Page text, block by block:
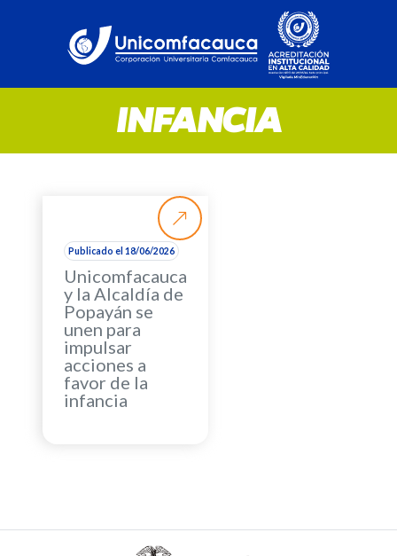
INFANCIA
Publicado el 18/06/2026
Unicomfacauca
y la Alcaldía de
Popayán se
unen para
impulsar
acciones a
favor de la
infancia